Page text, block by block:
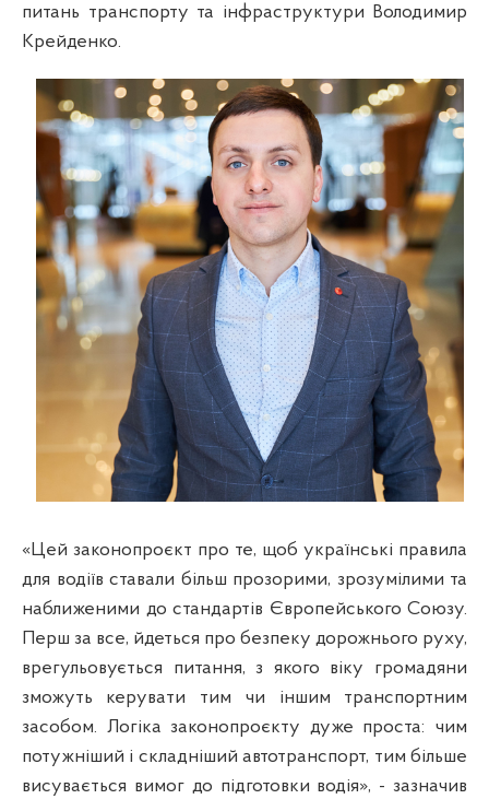
питань транспорту та інфраструктури Володимир
Крейденко.
«Цей законопроєкт про те, щоб українські правила
для водіїв ставали більш прозорими, зрозумілими та
наближеними до стандартів Європейського Союзу.
Перш за все, йдеться про безпеку дорожнього руху,
врегульовується питання, з якого віку громадяни
зможуть керувати тим чи іншим транспортним
засобом. Логіка законопроєкту дуже проста: чим
потужніший і складніший автотранспорт, тим більше
висувається вимог до підготовки водія», - зазначив